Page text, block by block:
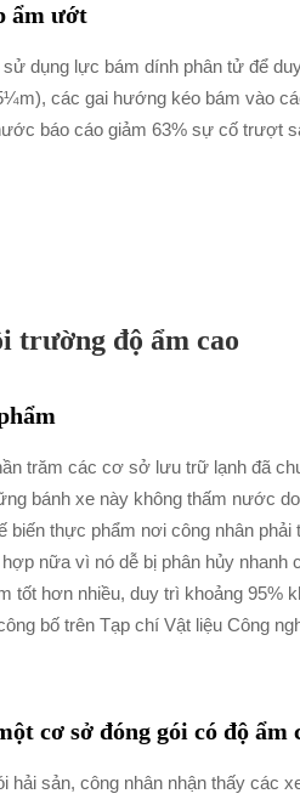
ẩm ướt
dụng lực bám dính phân tử để
các gai hướng kéo bám vào
báo cáo giảm 63% sự cố trượt
trường độ ẩm cao
trăm các cơ sở lưu trữ lạnh đã
bánh xe này không thấm nước
thực phẩm nơi công nhân phải
nữa vì nó dễ bị phân hủy nhanh
tốt hơn nhiều, duy trì khoảng 95%
bố trên Tạp chí Vật liệu Công
cơ sở đóng gói có độ ẩm
hải sản, công nhân nhận thấy các